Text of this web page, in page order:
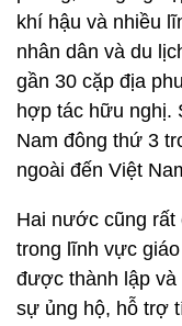
khí hậu và nhiều
nhân dân và du
gần 30 cặp địa
hợp tác hữu nghị.
Nam đông thứ 3
ngoài đến Việt
Hai nước cũng
trong lĩnh vực
được thành lập và
sự ủng hộ, hỗ trợ